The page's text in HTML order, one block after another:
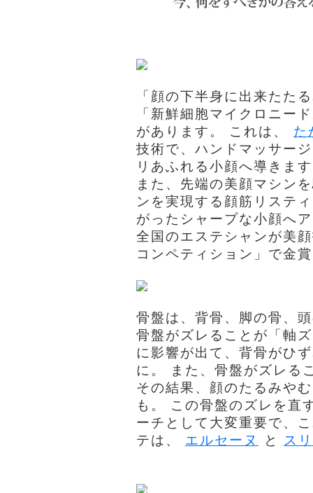
「顔の下半身に出来たた
「新鮮細胞マイクロニー
があります。 これは、 た
技術で、ハンドマッサー
リあふれる小顔へ導きま
また、先端の美顔マシン
ンを実現する顔筋リステ
がったシャープな小顔へ
全国のエステシャンが美
コンペティション」で金
骨盤は、背骨、脚の骨、
骨盤がズレることが「軸
に影響が出て、背骨がひ
に。 また、骨盤がズレる
その結果、顔のたるみや
も。 この骨盤のズレを直
ーチとして大変重要で、
テは、 エルセーヌ と ス